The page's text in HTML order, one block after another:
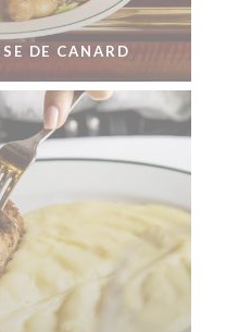
DE CANARD